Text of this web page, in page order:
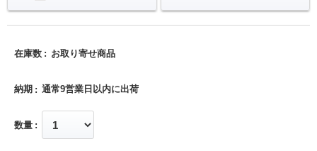
在庫数 お取り寄せ商品
納期 通常9営業日以内に出荷
数量